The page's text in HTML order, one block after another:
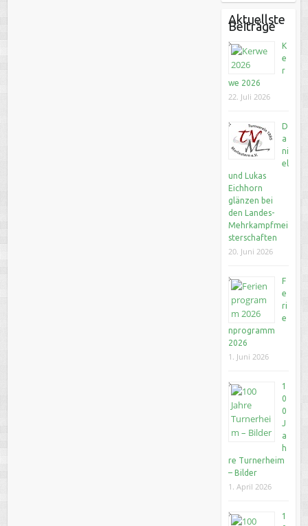
Aktuellste
Beiträge
K
e
r
we 2026
22. Juli 2026
D
a
ni
el
und Lukas
Eichhorn
glänzen bei
den Landes-
Mehrkampfmei
sterschaften
20. Juni 2026
F
e
ri
e
nprogramm
2026
1. Juni 2026
1
0
0
J
a
h
re Turnerheim
– Bilder
1. April 2026
1